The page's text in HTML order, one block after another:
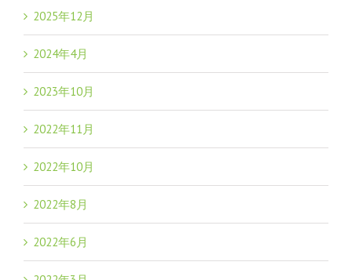
2025年12月
2024年4月
2023年10月
2022年11月
2022年10月
2022年8月
2022年6月